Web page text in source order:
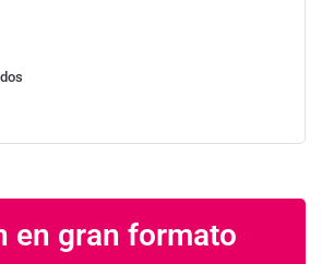
en gran formato